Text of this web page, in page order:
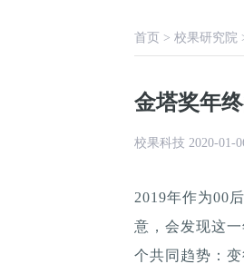
首页 > 校果研究院
金塔奖年
校果科技 2020-01-
2019年作为00
意，会发现这
个共同趋势：